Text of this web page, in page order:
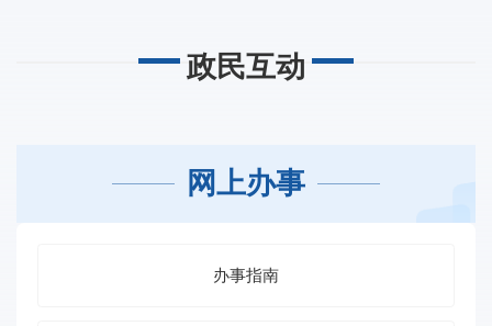
政民互动
网上办事
办事指南